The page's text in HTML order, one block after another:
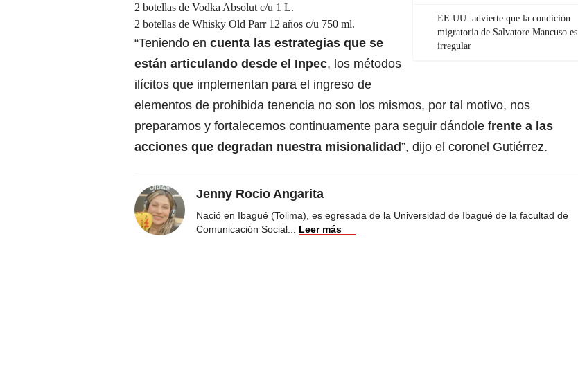
EE.UU. advierte que la condición
migratoria de Salvatore Mancuso es
irregular
2 botellas de Vodka Absolut c/u 1 L.
2 botellas de Whisky Old Parr 12 años c/u 750 ml.
“Teniendo en cuenta las estrategias que se
están articulando desde el Inpec, los métodos
ilícitos que implementan para el ingreso de
elementos de prohibida tenencia no son los mismos, por tal motivo, nos
preparamos y fortalecemos continuamente para seguir dándole frente a las
acciones que degradan nuestra misionalidad”, dijo el coronel Gutiérrez.
Jenny Rocio Angarita
Nació en Ibagué (Tolima), es egresada de la Universidad de Ibagué de la facultad de
Comunicación Social
Leer más